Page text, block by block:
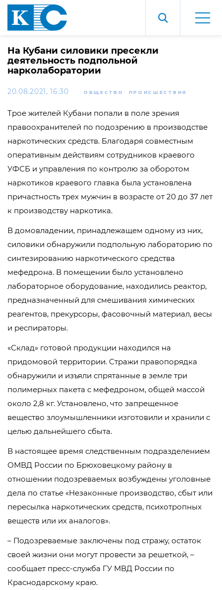
На Кубани силовики пресекли
деятельность подпольной
нарколаборатории
20.08.2021, 16:30 ОБЩЕСТВО ПРОИСШЕСТВИЯ
Трое жителей Кубани попали в поле зрения
правоохранителей по подозрению в производстве
наркотических средств. Благодаря совместным
оперативным действиям сотрудников краевого
УФСБ и управления по контролю за оборотом
наркотиков краевого главка была установлена
причастность трех мужчин в возрасте от 20 до 37 лет
к производству наркотика.
В домовладении, принадлежащем одному из них,
силовики обнаружили подпольную лабораторию по
синтезированию наркотического средства
мефедрона. В помещении было установлено
лабораторное оборудование, находились реактор,
предназначенный для смешивания химических
реагентов, прекурсоры, фасовочный материал, весы
и респираторы.
«Склад» готовой продукции находился на
придомовой территории. Стражи правопорядка
обнаружили и изъяли спрятанные в земле три
полимерных пакета с мефедроном, общей массой
около 2,8 кг. Установлено, что запрещенное
вещество злоумышленники изготовили и хранили с
целью дальнейшего сбыта.
В настоящее время следственным подразделением
ОМВД России по Брюховецкому району в
отношении подозреваемых возбуждены уголовные
дела по статье «Незаконные производство, сбыт или
пересылка наркотических средств, психотропных
веществ или их аналогов».
– Подозреваемые заключены под стражу, остаток
своей жизни они могут провести за решеткой, –
сообщает пресс-служба ГУ МВД России по
Краснодарскому краю.